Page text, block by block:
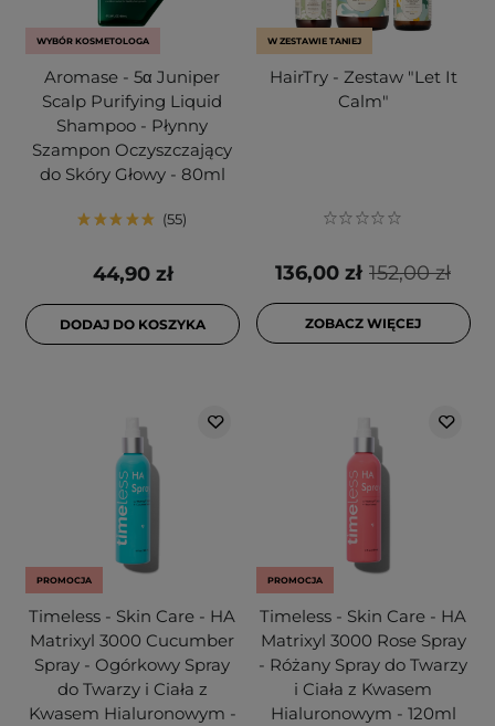
WYBÓR KOSMETOLOGA
Aromase - 5α Juniper
Scalp Purifying Liquid
Shampoo - Płynny
Szampon Oczyszczający
do Skóry Głowy - 80ml
55
44,90 zł
DODAJ DO KOSZYKA
W ZESTAWIE TANIEJ
HairTry - Zestaw "Let It
Calm"
152,00 zł
136,00 zł
ZOBACZ WIĘCEJ
PROMOCJA
Timeless - Skin Care - HA
Matrixyl 3000 Cucumber
Spray - Ogórkowy Spray
do Twarzy i Ciała z
Kwasem Hialuronowym -
PROMOCJA
Timeless - Skin Care - HA
Matrixyl 3000 Rose Spray
- Różany Spray do Twarzy
i Ciała z Kwasem
Hialuronowym - 120ml